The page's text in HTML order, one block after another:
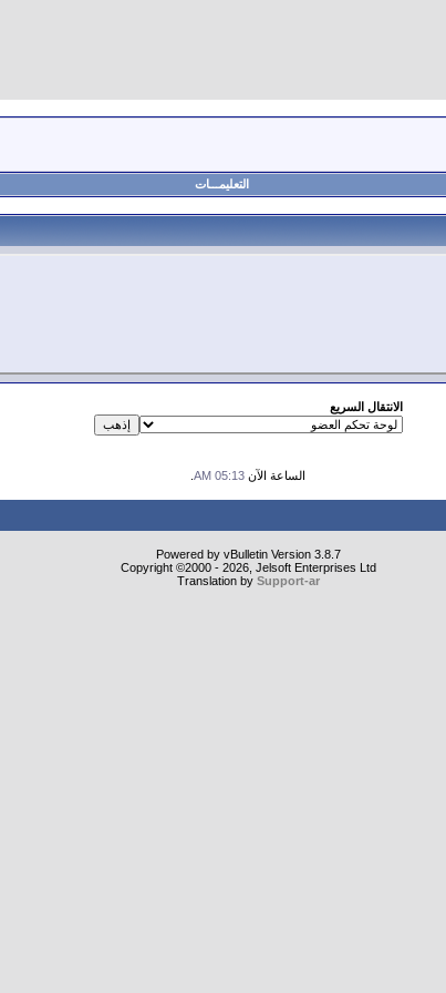
التعليمـــات
الانتقال السريع
الساعة الآن 05:13 AM
Powered by vBulletin Version 3.8.7
Copyright ©2000 - 2026, Jelsoft Enterprises Ltd
Translation by Support-ar